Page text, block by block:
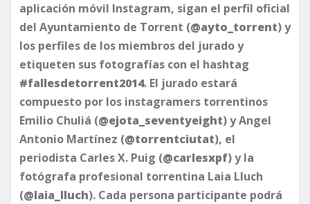
aplicación móvil Instagram, sigan el perfil oficial
del Ayuntamiento de Torrent (@ayto_torrent) y
los perfiles de los miembros del jurado y
etiqueten sus fotografías con el hashtag
#fallesdetorrent2014. El jurado estará
compuesto por los instagramers torrentinos
Emilio Chuliá (@ejota_seventyeight) y Angel
Antonio Martínez (@torrentciutat), el
periodista Carles X. Puig (@carlesxpf) y la
fotógrafa profesional torrentina Laia Lluch
(@laia_lluch). Cada persona participante podrá